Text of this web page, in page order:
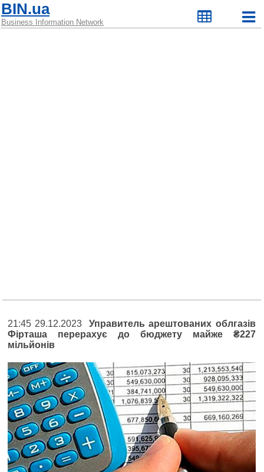
BIN.ua
Business Information Network
21:45 29.12.2023Управитель арештованих облгазів
Фірташа перерахує до бюджету майже ₴227
мільйонів